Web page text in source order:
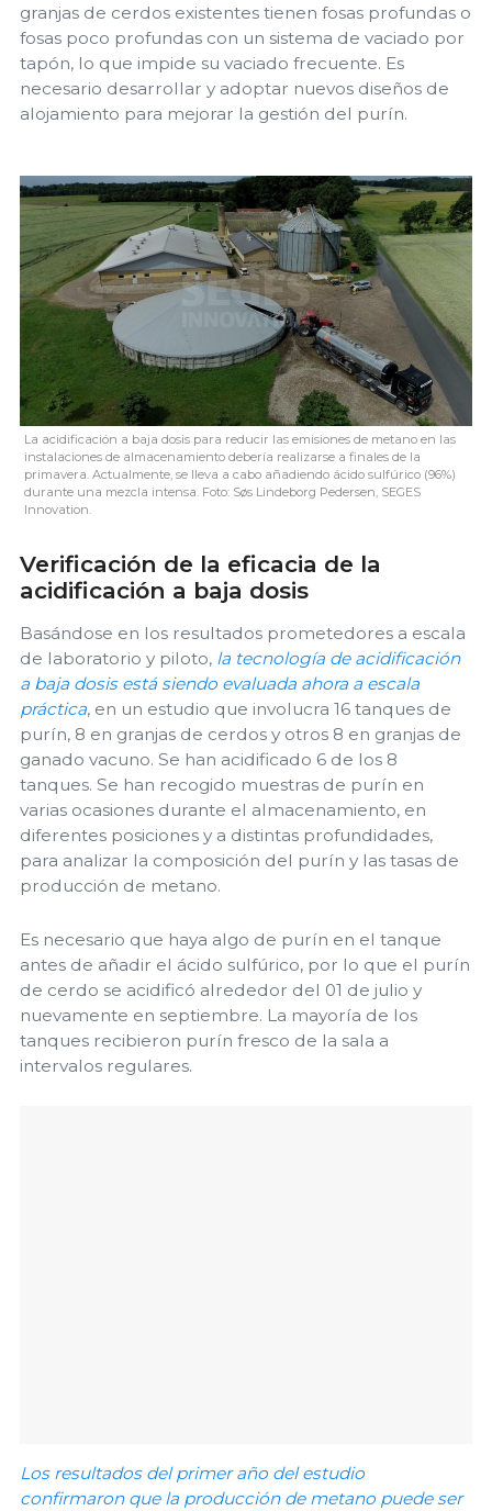
granjas de cerdos existentes tienen fosas profundas o
fosas poco profundas con un sistema de vaciado por
tapón, lo que impide su vaciado frecuente. Es
necesario desarrollar y adoptar nuevos diseños de
alojamiento para mejorar la gestión del purín.
La acidificación a baja dosis para reducir las emisiones de metano en las
instalaciones de almacenamiento debería realizarse a finales de la
primavera. Actualmente, se lleva a cabo añadiendo ácido sulfúrico (96%)
durante una mezcla intensa. Foto: Søs Lindeborg Pedersen, SEGES
Innovation.
Verificación de la eficacia de la
acidificación a baja dosis
Basándose en los resultados prometedores a escala
de laboratorio y piloto, la tecnología de acidificación
a baja dosis está siendo evaluada ahora a escala
práctica, en un estudio que involucra 16 tanques de
purín, 8 en granjas de cerdos y otros 8 en granjas de
ganado vacuno. Se han acidificado 6 de los 8
tanques. Se han recogido muestras de purín en
varias ocasiones durante el almacenamiento, en
diferentes posiciones y a distintas profundidades,
para analizar la composición del purín y las tasas de
producción de metano.
Es necesario que haya algo de purín en el tanque
antes de añadir el ácido sulfúrico, por lo que el purín
de cerdo se acidificó alrededor del 01 de julio y
nuevamente en septiembre. La mayoría de los
tanques recibieron purín fresco de la sala a
intervalos regulares.
Los resultados del primer año del estudio
confirmaron que la producción de metano puede ser